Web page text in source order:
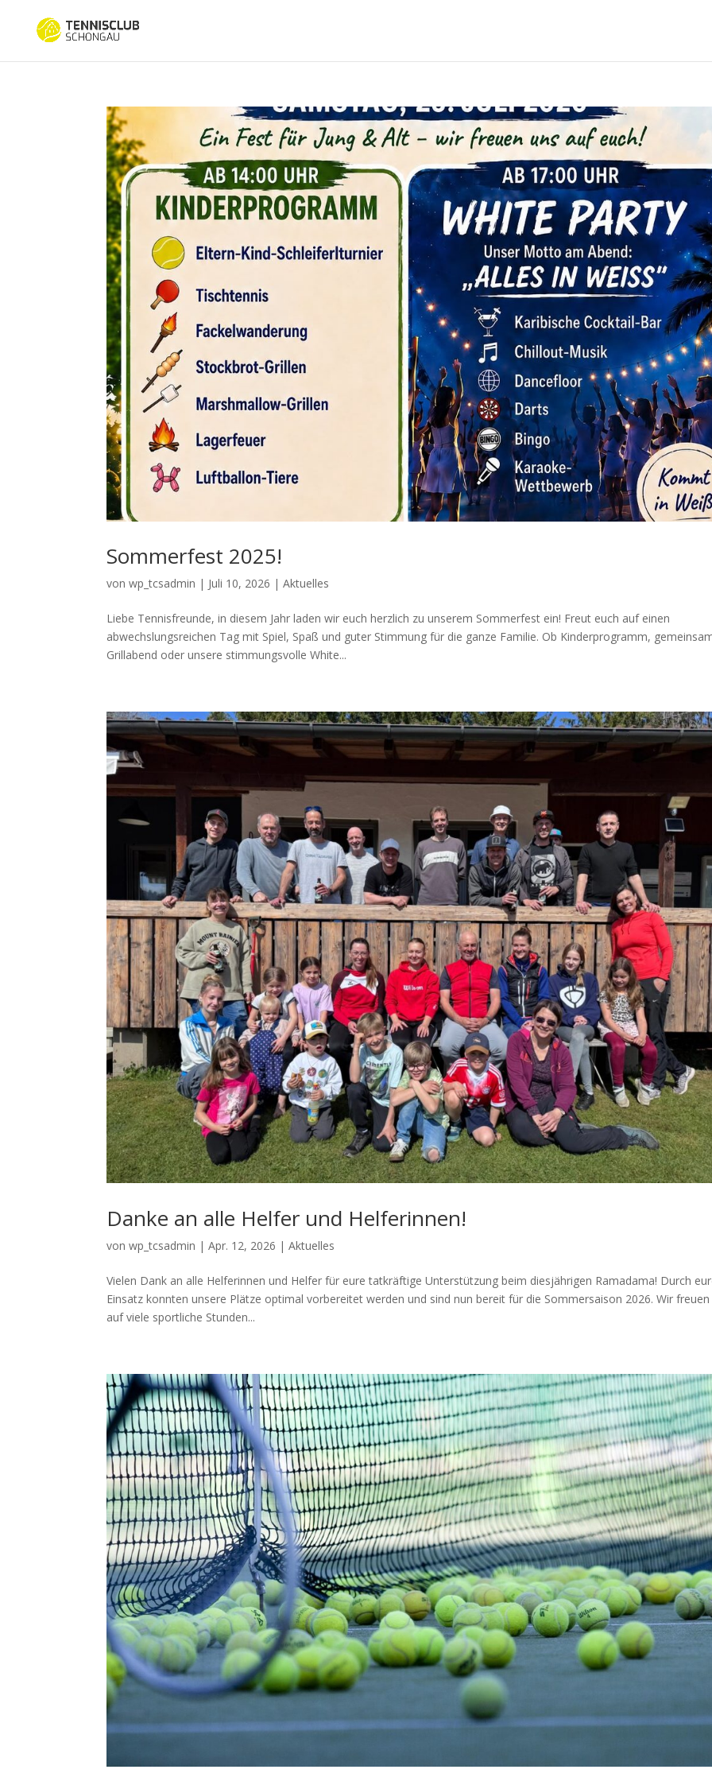
Sommerfest 2025!
vonwp_tcsadmin | Juli 10, 2026 |Aktuelles
Liebe Tennisfreunde, in diesem Jahr laden wir euch herzlich zu unserem Sommerfest ein! Freut euch auf einen
abwechslungsreichen Tag mit Spiel, Spaß und guter Stimmung für die ganze Familie. Ob Kinderprogramm,
Grillabend oder unsere stimmungsvolle White...
Danke an alle Helfer und Helferinnen!
vonwp_tcsadmin |Apr. 12, 2026 |Aktuelles
Vielen Dank an alle Helferinnen und Helfer für eure tatkräftige Unterstützung beim diesjährigen Ramadama! Durch
Einsatz konnten unsere Plätze optimal vorbereitet werden und sind nun bereit für die Sommersaison 2026. Wir
auf viele sportliche Stunden...